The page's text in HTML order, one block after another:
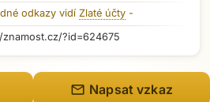
Přejít na hlavní obsah
odkazy vidí Zlaté účty -
?id=624675
mail Napsat vzkaz